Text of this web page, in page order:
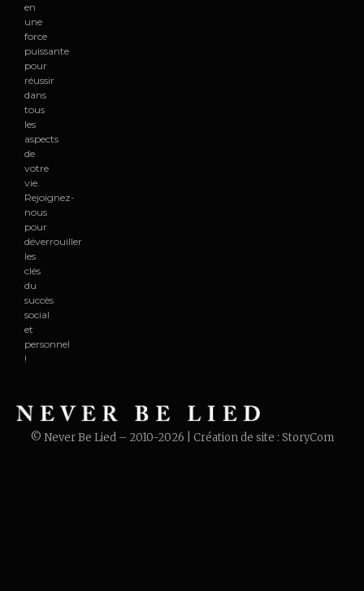
en
une
force
puissante
pour
réussir
dans
tous
les
aspects
de
votre
vie.
Rejoignez-
nous
pour
déverrouiller
les
clés
du
succès
social
et
personnel
!
© Never Be Lied – 2010-2026 | Création de site : StoryCom